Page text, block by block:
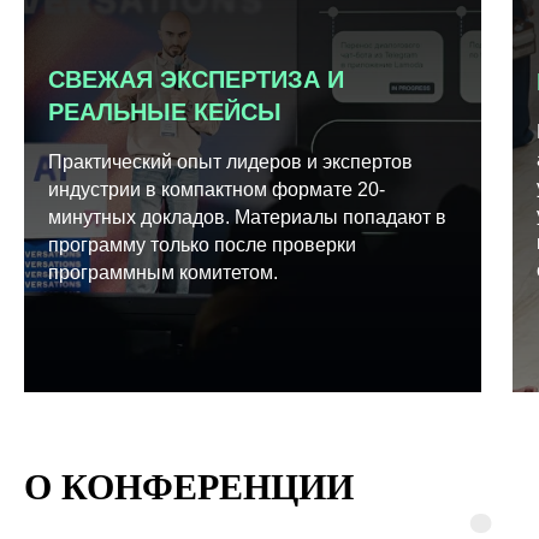
СВЕЖАЯ ЭКСПЕРТИЗА И
РЕАЛЬНЫЕ КЕЙСЫ
Практический опыт лидеров и экспертов
индустрии в компактном формате 20-
минутных докладов. Материалы попадают в
программу только после проверки
программным комитетом.
О КОНФЕРЕНЦИИ